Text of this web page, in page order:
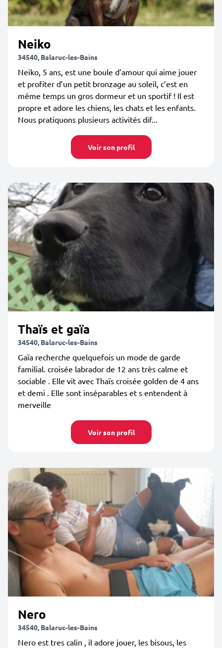
Neiko
34540, Balaruc-les-Bains
Neiko, 5 ans, est une boule d’amour qui aime jouer
et profiter d’un petit bronzage au soleil, c’est en
même temps un gros dormeur et un sportif ! Il est
propre et adore les chiens, les chats et les enfants.
Nous pratiquons plusieurs activités dif...
Voir son profil
Thaïs et gaïa
34540, Balaruc-les-Bains
Gaïa recherche quelquefois un mode de garde
familial. croisée labrador de 12 ans très calme et
sociable . Elle vit avec Thaïs croisée golden de 4 ans
et demi . Elle sont inséparables et s entendent à
merveille
Voir son profil
Nero
34540, Balaruc-les-Bains
Nero est tres calin , il adore jouer, les bisous, les